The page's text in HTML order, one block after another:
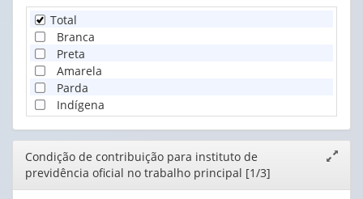
Total
Branca
Preta
Amarela
Parda
Indígena
Editor
Condição de contribuição para instituto de
previdência oficial no trabalho principal [1/3]